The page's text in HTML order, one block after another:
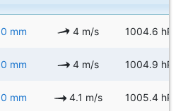
0 mm 4 m/s 1004.6 hPa
0 mm 4 m/s 1004.9 hPa
0 mm 4.1 m/s 1005.4 hPa